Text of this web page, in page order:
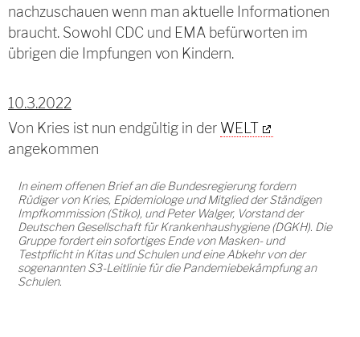
nachzuschauen wenn man aktuelle Informationen
braucht. Sowohl CDC und EMA befürworten im
übrigen die Impfungen von Kindern.
10.3.2022
Von Kries ist nun endgültig in der WELT
angekommen
In einem offenen Brief an die Bundesregierung fordern
Rüdiger von Kries, Epidemiologe und Mitglied der Ständigen
Impfkommission (Stiko), und Peter Walger, Vorstand der
Deutschen Gesellschaft für Krankenhaushygiene (DGKH). Die
Gruppe fordert ein sofortiges Ende von Masken- und
Testpflicht in Kitas und Schulen und eine Abkehr von der
sogenannten S3-Leitlinie für die Pandemiebekämpfung an
Schulen.